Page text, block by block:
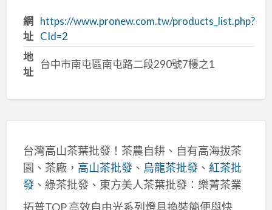
網
址
https://www.pronew.com.tw/products_list.php?
CId=2
地
址
台中市南屯區南屯路二段290號7樓之1
台灣高山茶葉批發！茶農自耕、自有高海拔茶
園、茶廠， 高山茶批發、 烏龍茶批發、 紅茶批
發、綠茶批發、東方美人茶葉批發：樂菁茶業
拓普TOP 高效自由光系列燈具換裝簡便與快